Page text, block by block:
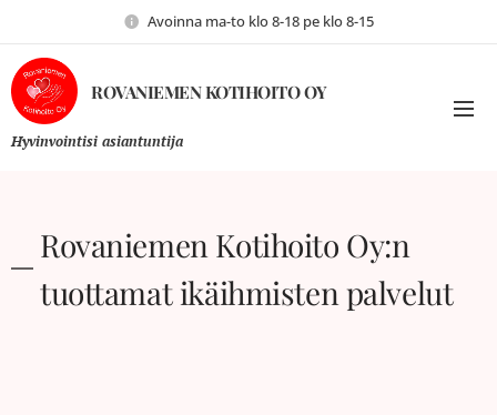
Avoinna ma-to klo 8-18 pe klo 8-15
ROVANIEMEN KOTIHOITO OY
Hyvinvointisi asiantuntija
Rovaniemen Kotihoito Oy:n
tuottamat ikäihmisten palvelut